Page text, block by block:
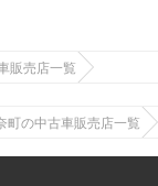
販売店一覧
町の中古車販売店一覧